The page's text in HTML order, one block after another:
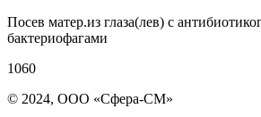
Посев матер.из глаза(лев) с
бактериофагами
1060
© 2024, ООО «Сфера-СМ»